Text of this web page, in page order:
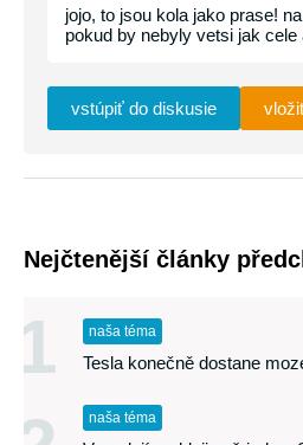
jojo, to jsou kola jako prase!
pokud by nebyly vetsi jak cele
vstúpiť do diskusie
Nejčtenější články
1 naša téma
Tesla konečně dostane
naša téma